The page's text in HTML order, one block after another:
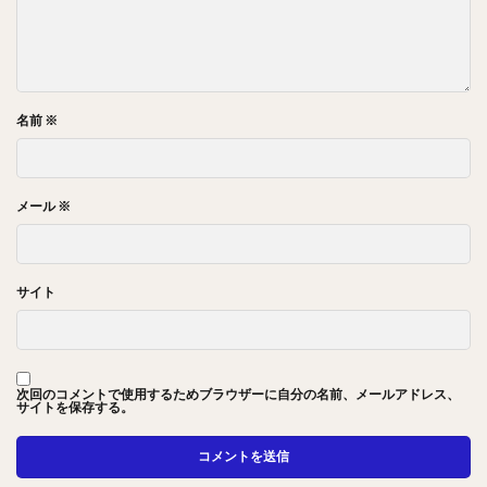
名前 ※
メール※
サイト
次回のコメントで使用するためブラウザーに自分の名前、メールアドレス、
サイトを保存する。